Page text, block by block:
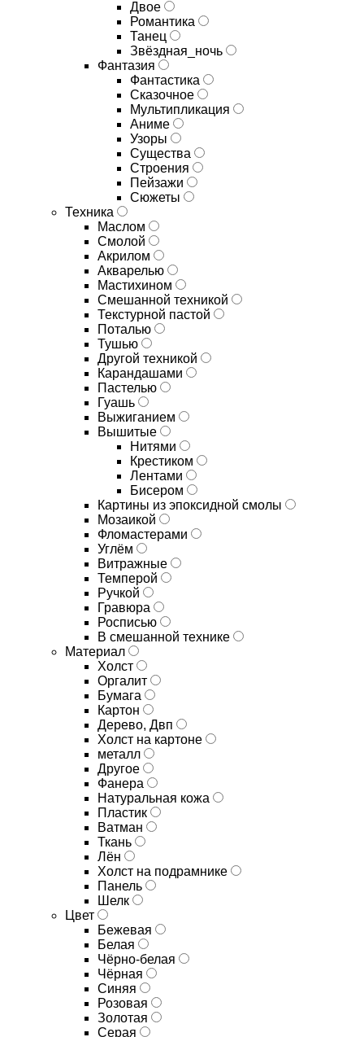
Двое
Романтика
Танец
Звёздная_ночь
Фантазия
Фантастика
Сказочное
Мультипликация
Аниме
Узоры
Существа
Строения
Пейзажи
Сюжеты
Техника
Маслом
Смолой
Акрилом
Акварелью
Мастихином
Смешанной техникой
Текстурной пастой
Поталью
Тушью
Другой техникой
Карандашами
Пастелью
Гуашь
Выжиганием
Вышитые
Нитями
Крестиком
Лентами
Бисером
Картины из эпоксидной смолы
Мозаикой
Фломастерами
Углём
Витражные
Темперой
Ручкой
Гравюра
Росписью
В смешанной технике
Материал
Холст
Оргалит
Бумага
Картон
Дерево, Двп
Холст на картоне
металл
Другое
Фанера
Натуральная кожа
Пластик
Ватман
Ткань
Лён
Холст на подрамнике
Панель
Шелк
Цвет
Бежевая
Белая
Чёрно-белая
Чёрная
Синяя
Розовая
Золотая
Серая